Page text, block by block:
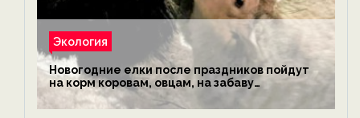
Экология
Новогодние елки после праздников пойдут
на корм коровам, овцам, на забаву
обезьянам, львам и леопардам — новости
экологии на ECOportal